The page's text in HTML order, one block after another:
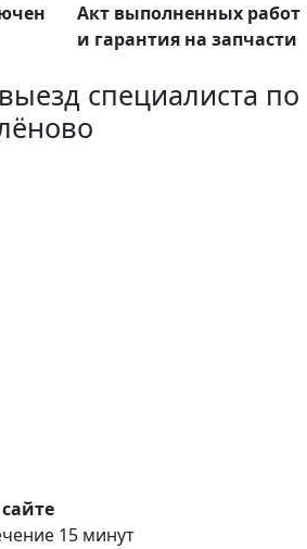
Акт выполненных работ
и гарантия на запчасти
специалиста по
15 минут